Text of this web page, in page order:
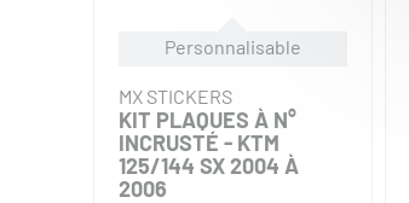
Personnalisable
MX STICKERS
KIT PLAQUES À N°
INCRUSTÉ - KTM
125/144 SX 2004 À
2006